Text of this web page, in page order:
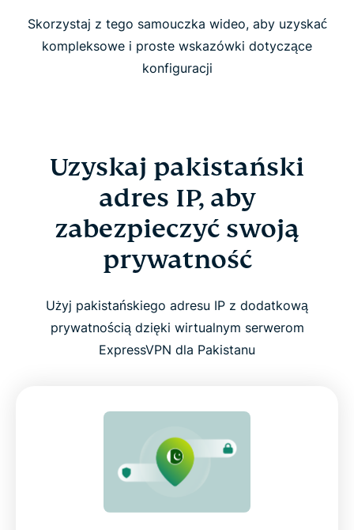
Skorzystaj z tego samouczka wideo, aby uzyskać
kompleksowe i proste wskazówki dotyczące
konfiguracji
Uzyskaj pakistański
adres IP, aby
zabezpieczyć swoją
prywatność
Użyj pakistańskiego adresu IP z dodatkową
prywatnością dzięki wirtualnym serwerom
ExpressVPN dla Pakistanu